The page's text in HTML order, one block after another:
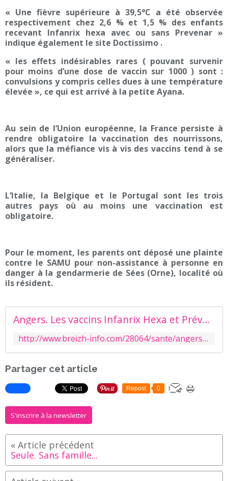
« Une fièvre supérieure à 39,5°C a été observée
respectivement chez 2,6 % et 1,5 % des enfants
recevant Infanrix hexa avec ou sans Prevenar »
indique également le site Doctissimo .
« les effets indésirables rares ( pouvant survenir
pour moins d’une dose de vaccin sur 1000 ) sont :
convulsions y compris celles dues à une température
élevée », ce qui est arrivé à la petite Ayana.
Au sein de l’Union européenne, la France persiste à
rendre obligatoire la vaccination des nourrissons,
alors que la méfiance vis à vis des vaccins tend à se
généraliser.
L’Italie, la Belgique et le Portugal sont les trois
autres pays où au moins une vaccination est
obligatoire.
Pour le moment, les parents ont déposé une plainte
contre le SAMU pour non-assistance à personne en
danger à la gendarmerie de Sées (Orne), localité où
ils résident.
Angers. Les vaccins Infanrix Hexa et Prévenar 13 à l'origine de la mort annoncée d'Ayana ?
http://www.breizh-info.com/28064/sante/angers-les-vaccins-infanrix-hexa-et-prevenar-13-a-lorigine-de-la-mort-programmee-dayana/
Partager cet article
Repost 0
S'inscrire à la newsletter
Seule. Sans famille...